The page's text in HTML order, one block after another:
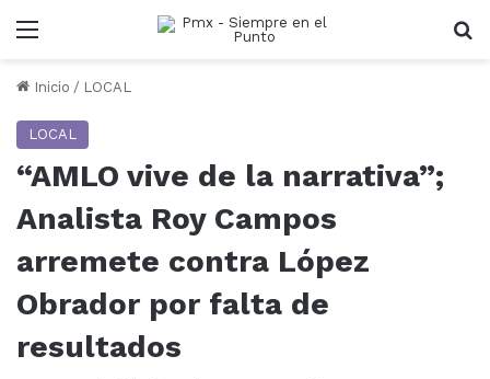
Menu
Inicio / LOCAL
LOCAL
“AMLO vive de la narrativa”;
Analista Roy Campos
arremete contra López
Obrador por falta de
resultados